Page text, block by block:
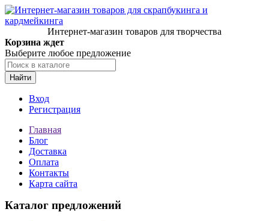
Интернет-магазин товаров для творчества
Корзина ждет
Выберите любое предложение
Найти
Вход
Регистрация
Главная
Блог
Доставка
Оплата
Контакты
Карта сайта
Каталог предложений